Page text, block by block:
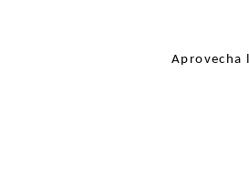
Aprovecha